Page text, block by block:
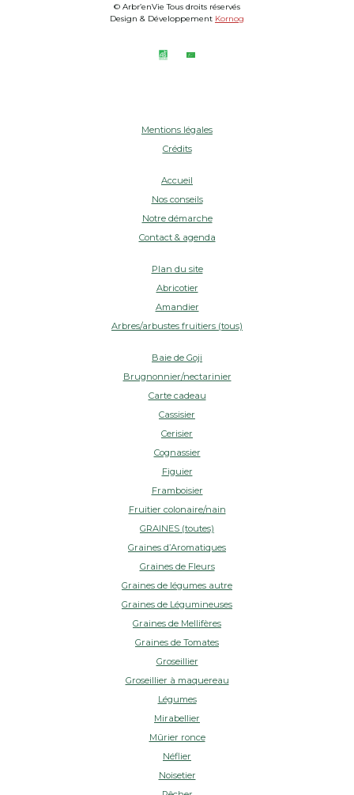
© Arbr’enVie Tous droits réservés
Design & Développement Kornog
Mentions légales
Crédits
Accueil
Nos conseils
Notre démarche
Contact & agenda
Plan du site
Abricotier
Amandier
Arbres/arbustes fruitiers (tous)
Baie de Goji
Brugnonnier/nectarinier
Carte cadeau
Cassisier
Cerisier
Cognassier
Figuier
Framboisier
Fruitier colonaire/nain
GRAINES (toutes)
Graines d’Aromatiques
Graines de Fleurs
Graines de légumes autre
Graines de Légumineuses
Graines de Mellifères
Graines de Tomates
Groseillier
Groseillier à maquereau
Légumes
Mirabellier
Mûrier ronce
Néflier
Noisetier